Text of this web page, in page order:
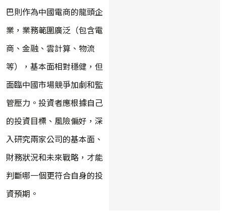
巴則作為中國電商的龍頭企
業，業務範圍廣泛（包含電
商、金融、雲計算、物流
等），基本面相對穩健，但
面臨中國市場競爭加劇和監
管壓力。投資者應根據自己
的投資目標、風險偏好，深
入研究兩家公司的基本面、
財務狀況和未來戰略，才能
判斷哪一個更符合自身的投
資預期。